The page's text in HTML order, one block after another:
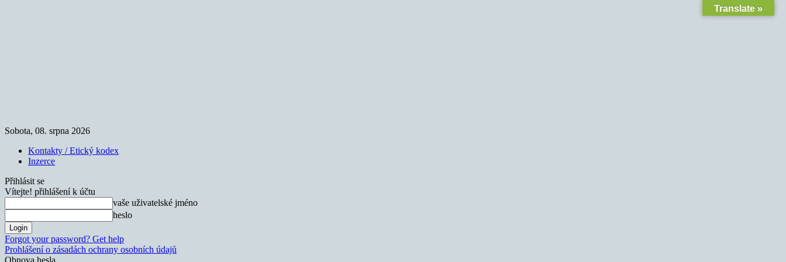
Sobota, 08. srpna 2026
Kontakty / Etický kodex
Inzerce
Přihlásit se
Vítejte! přihlášení k účtu
vaše uživatelské jméno
heslo
Forgot your password? Get help
Prohlášení o zásadách ochrany osobních údajů
Obnova hesla
Translate »